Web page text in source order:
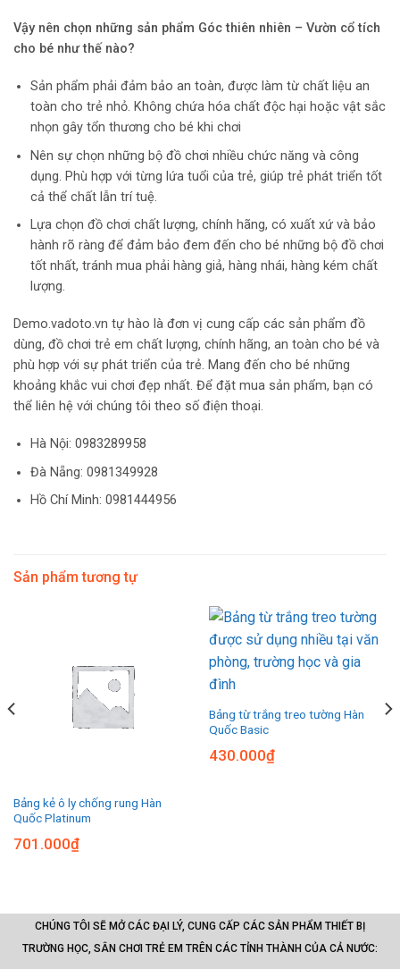
Vậy nên chọn những sản phẩm Góc thiên nhiên – Vườn cổ tích
cho bé như thế nào?
Sản phẩm phải đảm bảo an toàn, được làm từ chất liệu an
toàn cho trẻ nhỏ. Không chứa hóa chất độc hại hoặc vật sắc
nhọn gây tổn thương cho bé khi chơi
Nên sự chọn những bộ đồ chơi nhiều chức năng và công
dụng. Phù hợp với từng lứa tuổi của trẻ, giúp trẻ phát triển tốt
cả thể chất lẫn trí tuệ.
Lựa chọn đồ chơi chất lượng, chính hãng, có xuất xứ và bảo
hành rõ ràng để đảm bảo đem đến cho bé những bộ đồ chơi
tốt nhất, tránh mua phải hàng giả, hàng nhái, hàng kém chất
lượng.
Demo.vadoto.vn tự hào là đơn vị cung cấp các sản phẩm đồ
dùng, đồ chơi trẻ em chất lượng, chính hãng, an toàn cho bé và
phù hợp với sự phát triển của trẻ. Mang đến cho bé những
khoảng khắc vui chơi đẹp nhất. Để đặt mua sản phẩm, bạn có
thể liên hệ với chúng tôi theo số điện thoại.
Hà Nội: 0983289958
Đà Nẵng: 0981349928
Hồ Chí Minh: 0981444956
Sản phẩm tương tự
Bảng kẻ ô ly chống rung Hàn
Quốc Platinum
701.000₫
Bảng từ trắng treo tường Hàn
Quốc Basic
430.000₫
CHÚNG TÔI SẼ MỞ CÁC ĐẠI LÝ, CUNG CẤP CÁC SẢN PHẨM THIẾT BỊ
TRƯỜNG HỌC, SÂN CHƠI TRẺ EM TRÊN CÁC TỈNH THÀNH CỦA CẢ NƯỚC: